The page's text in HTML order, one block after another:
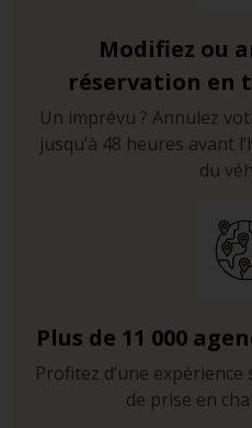
Modifiez ou
réservation en
Un imprévu ? Annulez
jusqu’à 48 heures avant
du
Plus de 11 000
Profitez d’une
de prise en